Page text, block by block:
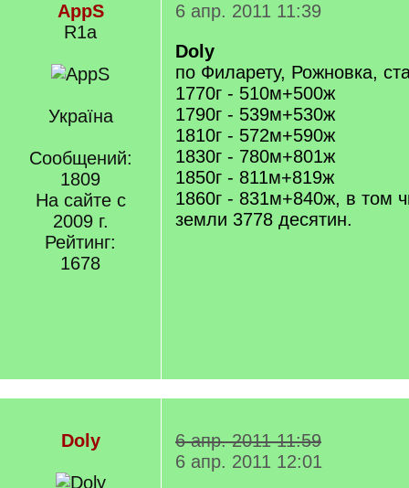
AppS
R1a
Україна
Сообщений:
1809
На сайте с
2009 г.
Рейтинг:
1678
6 апр. 2011 11:39
Doly
по Филарету, Рожновка,
1770г - 510м+500ж
1790г - 539м+530ж
1810г - 572м+590ж
1830г - 780м+801ж
1850г - 811м+819ж
1860г - 831м+840ж, в том
земли 3778 десятин.
Doly
6 апр. 2011 11:59
6 апр. 2011 12:01